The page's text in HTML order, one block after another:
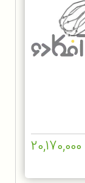
20,170,000